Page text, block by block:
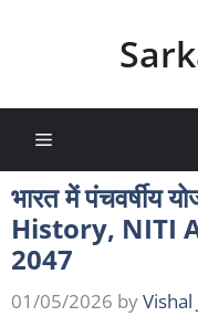
Menu
भारत में पंचवर्षीय
History, NITI
2047
01/05/2026 byVishal